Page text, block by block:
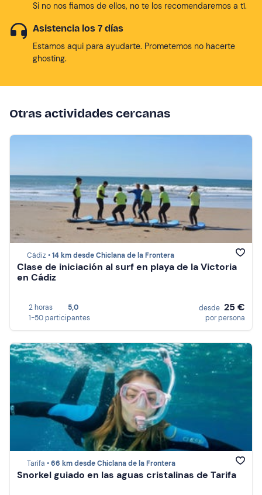
Si no nos fiamos de ellos, no te los recomendaremos a tí.
Asistencia los 7 días
Estamos aqui para ayudarte. Prometemos no hacerte
ghosting.
Otras actividades cercanas
Cádiz •14 km desde Chiclana de la Frontera
Clase de iniciación al surf en playa de la Victoria
en Cádiz
2 horas
5,0
1-50 participantes
desde 25 €
por persona
Tarifa •66 km desde Chiclana de la Frontera
Snorkel guiado en las aguas cristalinas de Tarifa